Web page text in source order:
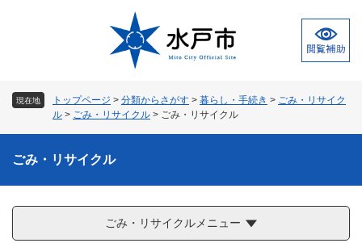
現在地 トップページ > 分類からさがす > 暮らし・手続き > ごみ・リサイク
ル > ごみ・リサイクル > ごみ・リサイクル
ごみ・リサイクル
ごみ・リサイクルメニュー